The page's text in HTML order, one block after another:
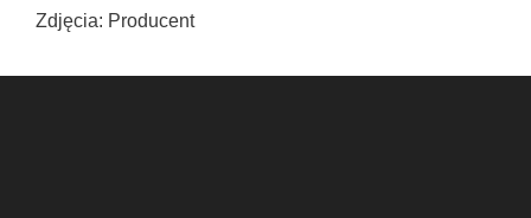
Zdjęcia: Producent